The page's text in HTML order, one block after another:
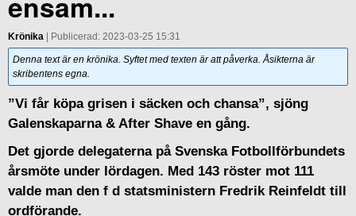
Krönika | Publicerad: 2023-03-25 15:31
Denna text är en krönika. Syftet med texten är att påverka. Åsikterna är
skribentens egna.
”Vi får köpa grisen i säcken och chansa”, sjöng
Galenskaparna & After Shave en gång.
Det gjorde delegaterna på Svenska Fotbollförbundets
årsmöte under lördagen. Med 143 röster mot 111
valde man den f d statsministern Fredrik Reinfeldt till
ordförande.